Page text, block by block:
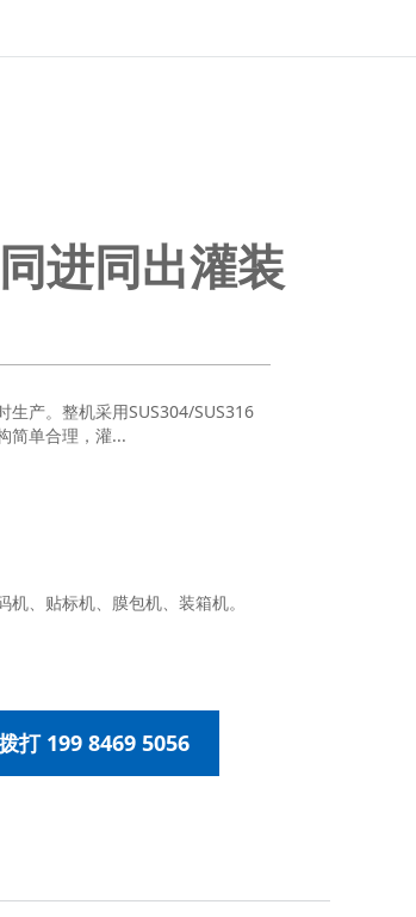
进同出灌装
产。整机采用SUS304/SUS316
简单合理，灌...
、贴标机、膜包机、装箱机。
打 199 8469 5056